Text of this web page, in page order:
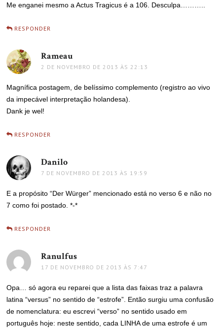
Me enganei mesmo a Actus Tragicus é a 106. Desculpa………..
RESPONDER
Rameau
2 DE NOVEMBRO DE 2013 ÀS 22:13
Magnífica postagem, de belíssimo complemento (registro ao vivo
da impecável interpretação holandesa).
Dank je wel!
RESPONDER
Danilo
7 DE NOVEMBRO DE 2013 ÀS 19:59
E a propósito “Der Würger” mencionado está no verso 6 e não no
7 como foi postado. *-*
RESPONDER
Ranulfus
17 DE NOVEMBRO DE 2013 ÀS 7:47
Opa… só agora eu reparei que a lista das faixas traz a palavra
latina “versus” no sentido de “estrofe”. Então surgiu uma confusão
de nomenclatura: eu escrevi “verso” no sentido usado em
português hoje: neste sentido, cada LINHA de uma estrofe é um